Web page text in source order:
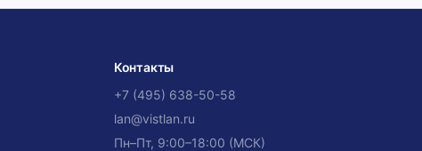
Контакты
+7 (495) 638-50-58
lan@vistlan.ru
Пн–Пт, 9:00–18:00 (МСК)